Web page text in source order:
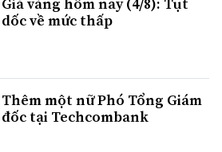
dốc về mức thấp
Thêm một nữ Phó Tổng Giám
đốc tại Techcombank